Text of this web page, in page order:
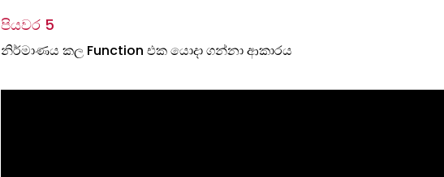
පියවර 5
නිර්මාණය කල Function එක යොදා ගන්නා ආකාරය